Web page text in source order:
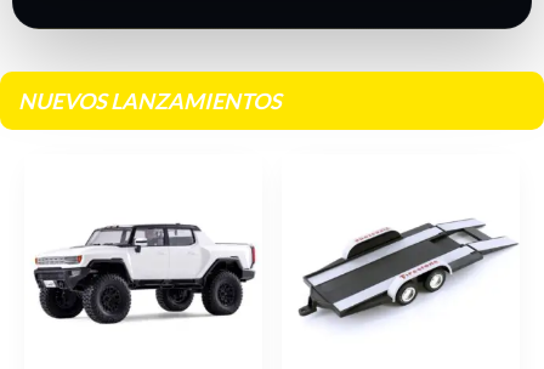
NUEVOS LANZAMIENTOS